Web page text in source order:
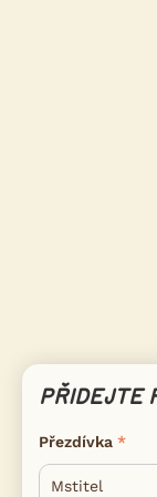
PŘIDEJTE
Přezdívka